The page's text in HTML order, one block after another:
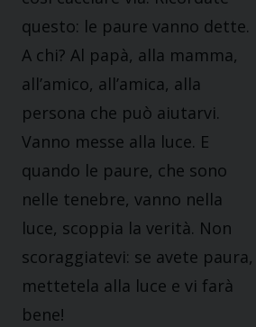
questo: le paure vanno dette.
A chi? Al papà, alla mamma,
all’amico, all’amica, alla
persona che può aiutarvi.
Vanno messe alla luce. E
quando le paure, che sono
nelle tenebre, vanno nella
luce, scoppia la verità. Non
scoraggiatevi: se avete paura,
mettetela alla luce e vi farà
bene!